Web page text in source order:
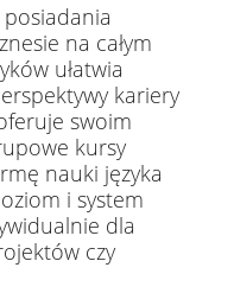
posiadania
na całym
ułatwia
kariery
swoim
kursy
nauki języka
i system
dla
czy